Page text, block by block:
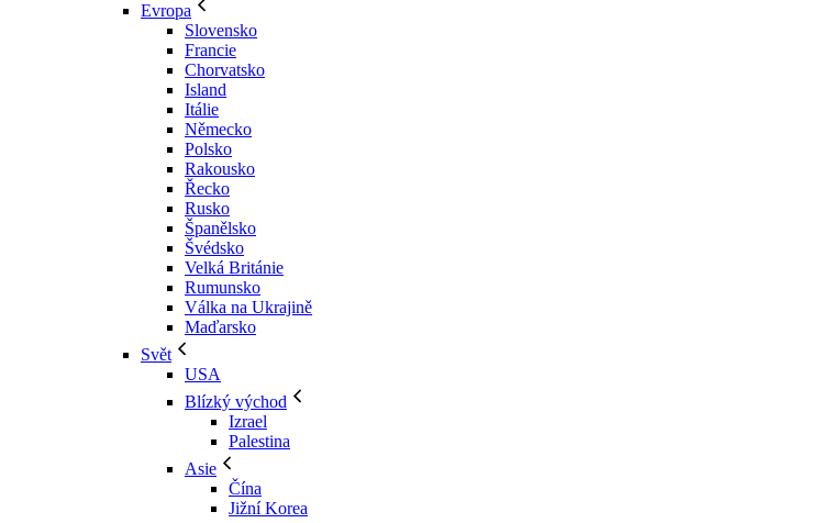
Evropa
Slovensko
Francie
Chorvatsko
Island
Itálie
Německo
Polsko
Rakousko
Řecko
Rusko
Španělsko
Švédsko
Velká Británie
Rumunsko
Válka na Ukrajině
Maďarsko
Svět
USA
Blízký východ
Izrael
Palestina
Asie
Čína
Jižní Korea